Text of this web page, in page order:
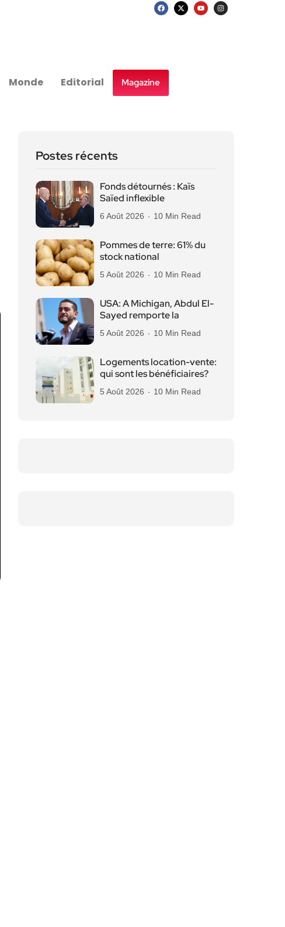
Monde Editorial Magazine
Postes récents
Fonds détournés : Kaïs
Saïed inflexible
6 Août 2026 10 Min Read
Pommes de terre: 61% du
stock national
5 Août 2026 10 Min Read
USA: A Michigan, Abdul El-
Sayed remporte la
5 Août 2026 10 Min Read
Logements location-vente:
qui sont les bénéficiaires?
5 Août 2026 10 Min Read